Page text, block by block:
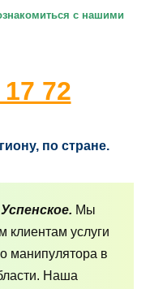
с нашими
72
по стране.
Мы
услуги
манипулятора в
Наша